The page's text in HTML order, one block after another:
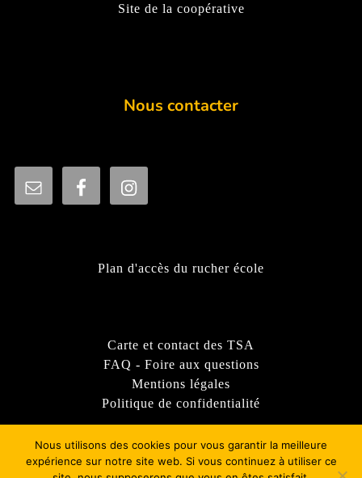
Site de la coopérative
Nous contacter
Plan d'accès du rucher école
Carte et contact des TSA
FAQ - Foire aux questions
Mentions légales
Politique de confidentialité
Nous utilisons des cookies pour vous garantir la meilleure
expérience sur notre site web. Si vous continuez à utiliser ce